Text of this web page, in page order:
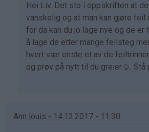
Som
svar
på
av
Liv
(ikke
Hei Liv. Det sto i oppskriften at
vanskelig og at man kan gjøre feil
for da kan du jo lage nye og de er
å lage de etter mange feilsteg
hvert vær enste et av de
og prøv på nytt til du greier☺️. Stå
Ann louis - 14.12.2017 - 11:30